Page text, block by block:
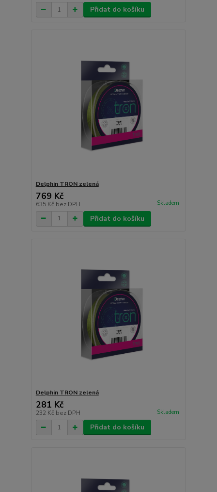
Přidat do košíku
Delphin TRON zelená
769 Kč
635 Kč bez DPH Skladem
Přidat do košíku
Delphin TRON zelená
281 Kč
232 Kč bez DPH Skladem
Přidat do košíku